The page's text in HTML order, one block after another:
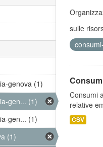
sulle
Consumi
relative
CSV
genova (1)
gen... (1)
gen... (1)
(1)